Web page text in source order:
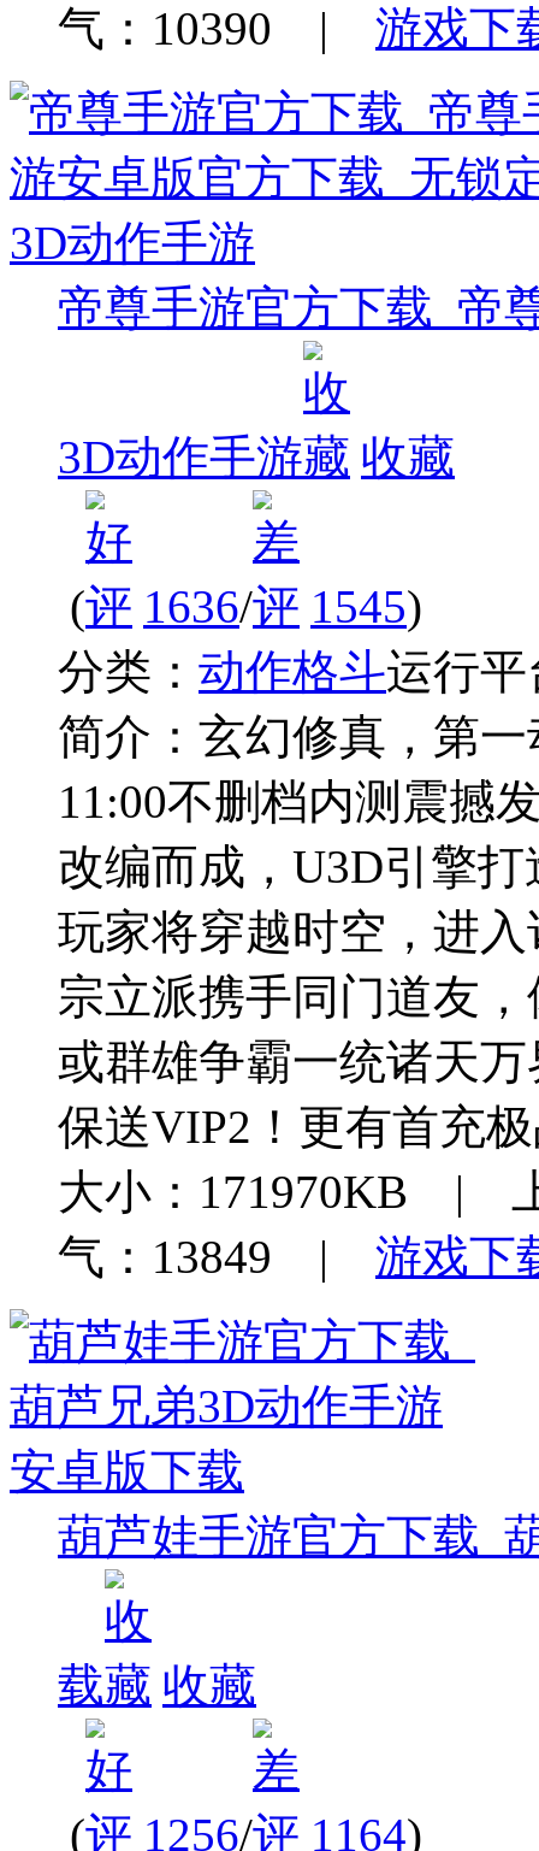
气：10390 | 游戏下
帝尊手游官方下载_帝
3D动作手游 收藏
( 1636/ 1545)
分类： 动作格斗运行平
简介： 玄幻修真，第
11:00不删档内测震撼
改编而成，U3D引擎
玩家将穿越时空，进
宗立派携手同门道友
或群雄争霸一统诸天
保送VIP2！更有首充
大小：171970KB |
气：13849 | 游戏下
葫芦娃手游官方下载_
载 收藏
( 1256/ 1164)